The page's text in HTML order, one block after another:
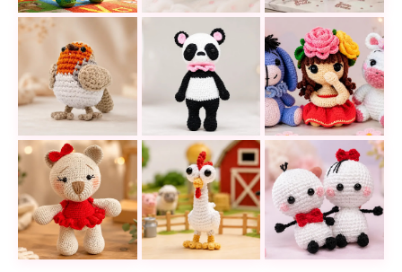
Rex de Toy Story en crochet: teje un amigurumi
Cómo tejer un amigurumi de
Un amigurumi de
Teje un tierno pájaro pelirrojo amigurumi inspirado
Teje este panda amigurumi lleno
18 amigurumis a
Teje una osita amigurumi tan dulce que se
La gallina amigurumi a crochet
Teje a Bigli y